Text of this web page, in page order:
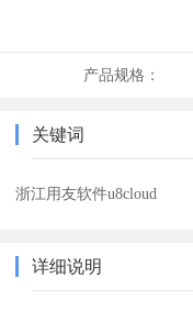
产品规格：
关键词
浙江用友软件u8cloud
详细说明